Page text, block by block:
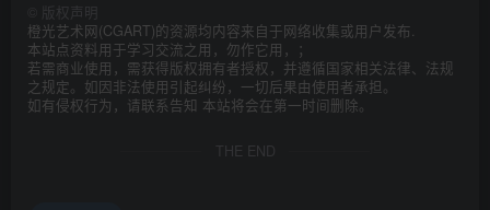
版权声明
橙光艺术网(CGART)的资源均内容来自于网络收集或用户发布.
本站点资料用于学习交流之用，勿作它用，；
若需商业使用，需获得版权拥有者授权，并遵循国家相关法律、法规
之规定。如因非法使用引起纠纷，一切后果由使用者承担。
如有侵权行为，请联系告知 本站将会在第一时间删除。
THE END